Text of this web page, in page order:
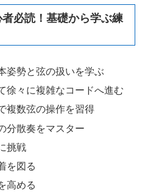
必読！基礎から学ぶ練
姿勢と弦の扱いを学ぶ
徐々に複雑なコードへ進む
複数弦の操作を習得
分散奏をマスター
挑戦
を図る
高める